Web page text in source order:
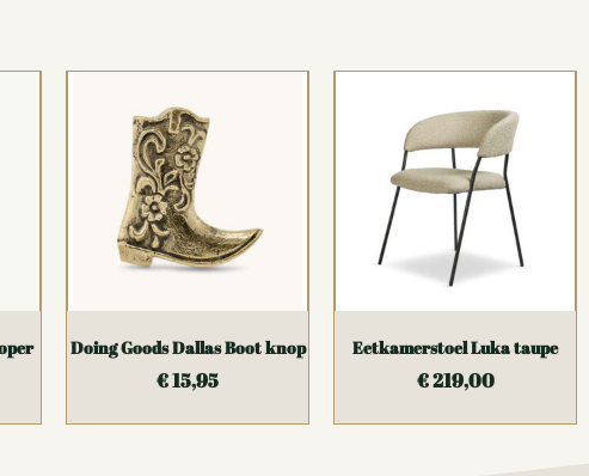
Doing Goods Dallas Boot knop
€15,95
Eetkamerstoel Luka taupe
€219,00